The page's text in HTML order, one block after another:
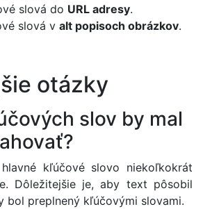
slová do URL adresy.
slová v alt popisoch obrázkov.
otázky
slov by mal
kľúčové slovo niekoľkokrát
Dôležitejšie je, aby text pôsobil
bol preplnený kľúčovými slovami.